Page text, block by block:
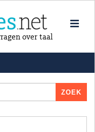
over taal